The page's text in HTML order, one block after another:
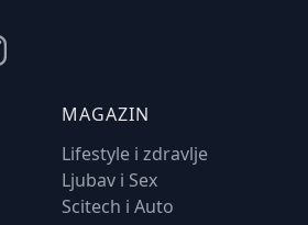
MAGAZIN
Lifestyle i zdravlje
Ljubav i Sex
Scitech i Auto